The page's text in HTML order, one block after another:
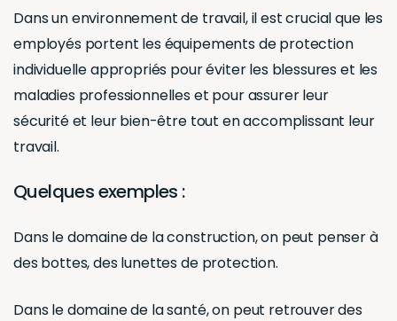
Dans un environnement de travail, il est crucial que les
employés portent les équipements de protection
individuelle appropriés pour éviter les blessures et les
maladies professionnelles et pour assurer leur
sécurité et leur bien-être tout en accomplissant leur
travail.
Quelques exemples :
Dans le domaine de la construction, on peut penser à
des bottes, des lunettes de protection.
Dans le domaine de la santé, on peut retrouver des